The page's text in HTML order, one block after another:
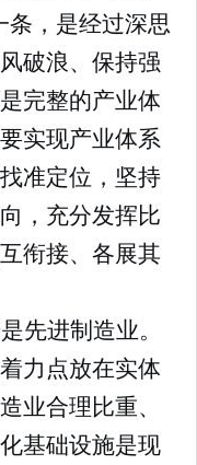
条，是经过深思
破浪、保持强
完整的产业体
实现产业体系
准定位，坚持
，充分发挥比
衔接、各展其
先进制造业。
力点放在实体
业合理比重、
基础设施是现